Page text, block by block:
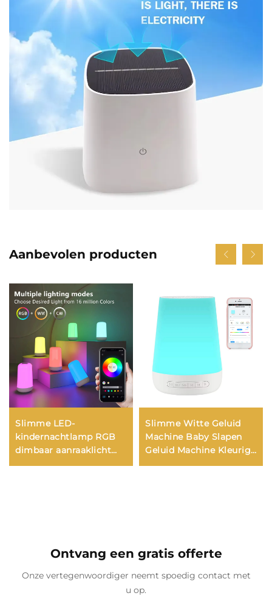
Aanbevolen producten
Slimme LED-
kindernachtlamp RGB
dimbaar aanraaklicht
APP-bediening
Slimme Witte Geluid
Machine Baby Slapen
Geluid Machine Kleurige
Nachtlampen 34
Ontvang een gratis offerte
Onze vertegenwoordiger neemt spoedig contact met
u op.